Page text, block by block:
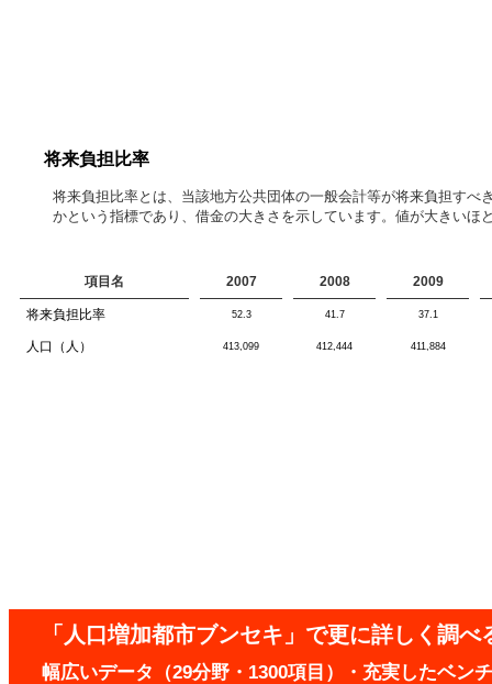
将来負担比率
将来負担比率とは、当該地方公共団体の一般会計等が将来負担す
かという指標であり、借金の大きさを示しています。値が大きい
項目名 2007 2008 2009
将来負担比率 52.3 41.7 37.1
人口（人） 413,099 412,444 411,884
「人口増加都市ブンセキ」で更に詳しく調べ
幅広いデータ（29分野・1300項目）・充実したベン